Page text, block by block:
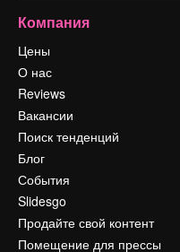
Компания
Цены
О нас
Reviews
Вакансии
Поиск тенденций
Блог
События
Slidesgo
Продайте свой контент
Помещение для прессы